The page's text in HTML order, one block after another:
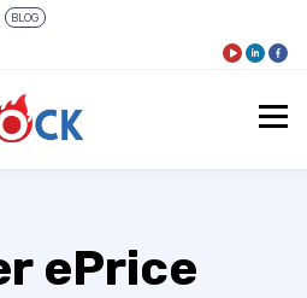
BLOG
ePrice